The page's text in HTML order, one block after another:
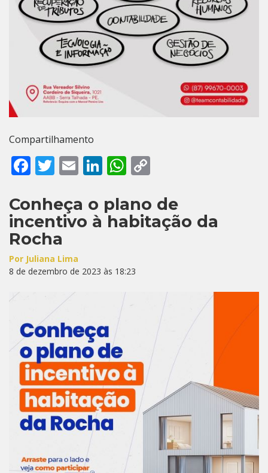
Compartilhamento
Facebook
Twitter
EmailLinkedIn
WhatsApp
Conheça o plano de
incentivo à habitação da
Rocha
Por Juliana Lima
8 de dezembro de 2023 às 18:23